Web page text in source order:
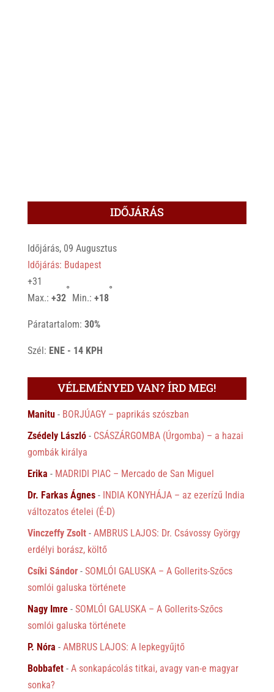
IDŐJÁRÁS
Időjárás, 09 Augusztus
Időjárás: Budapest
+31
Max.: +32
°
Min.: +18
°
Páratartalom: 30%
Szél: ENE - 14 KPH
VÉLEMÉNYED VAN? ÍRD MEG!
Manitu- BORJÚAGY – paprikás szószban
Zsédely László- CSÁSZÁRGOMBA (Úrgomba) – a hazai
gombák királya
Erika - MADRIDI PIAC – Mercado de San Miguel
Dr. Farkas Ágnes- INDIA KONYHÁJA – az ezerízű India
változatos ételei (É-D)
Vinczeffy Zsolt- AMBRUS LAJOS: Dr. Csávossy György
erdélyi borász, költő
Csíki Sándor- SOMLÓI GALUSKA – A Gollerits-Szőcs
somlói galuska története
Nagy Imre- SOMLÓI GALUSKA – A Gollerits-Szőcs
somlói galuska története
P. Nóra - AMBRUS LAJOS: A lepkegyűjtő
Bobbafet- A sonkapácolás titkai, avagy van-e magyar
sonka?